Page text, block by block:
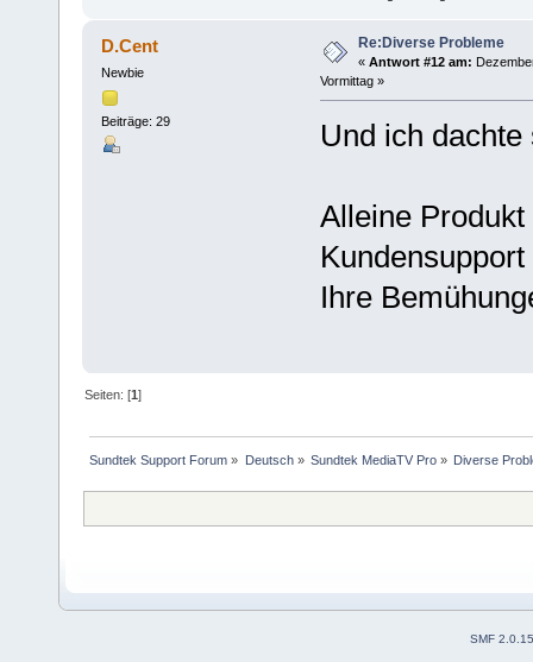
D.Cent
Newbie
Beiträge: 29
Re:Diverse Probleme
« Antwort #12 am:
Vormittag »
Und ich
Alleine
Ihre
Seiten: [1]
Sundtek Support Forum » Deutsch» Sundtek MediaTV Pro» Diverse
SMF 2.0.15